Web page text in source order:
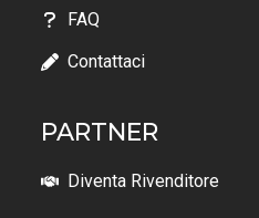
FAQ
Contattaci
PARTNER
Diventa Rivenditore